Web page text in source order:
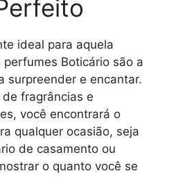
ideal para aquela
perfumes Boticário são a
surpreender e encantar.
fragrâncias e
você encontrará o
qualquer ocasião, seja
de casamento ou
o quanto você se